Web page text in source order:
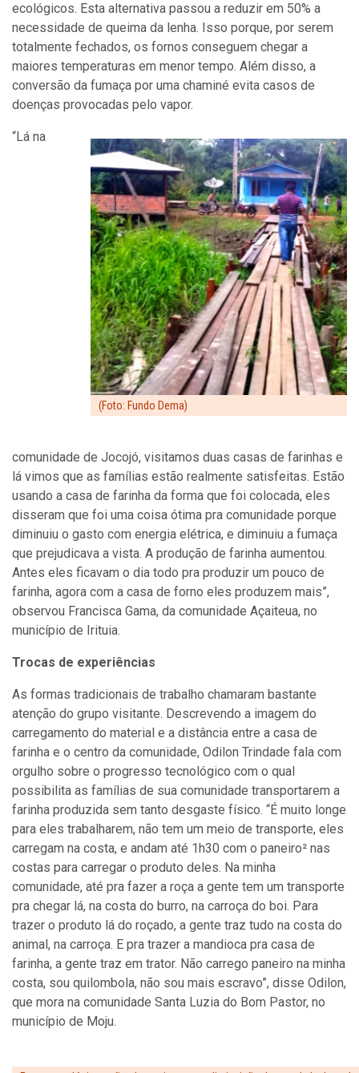
ecológicos. Esta alternativa passou a reduzir em 50% a
necessidade de queima da lenha. Isso porque, por serem
totalmente fechados, os fornos conseguem chegar a
maiores temperaturas em menor tempo. Além disso, a
conversão da fumaça por uma chaminé evita casos de
doenças provocadas pelo vapor.
(Foto: Fundo Dema)
“Lá na
comunidade de Jocojó, visitamos duas casas de farinhas e
lá vimos que as famílias estão realmente satisfeitas. Estão
usando a casa de farinha da forma que foi colocada, eles
disseram que foi uma coisa ótima pra comunidade porque
diminuiu o gasto com energia elétrica, e diminuiu a fumaça
que prejudicava a vista. A produção de farinha aumentou.
Antes eles ficavam o dia todo pra produzir um pouco de
farinha, agora com a casa de forno eles produzem mais”,
observou Francisca Gama, da comunidade Açaiteua, no
município de Irituia.
Trocas de experiências
As formas tradicionais de trabalho chamaram bastante
atenção do grupo visitante. Descrevendo a imagem do
carregamento do material e a distância entre a casa de
farinha e o centro da comunidade, Odilon Trindade fala com
orgulho sobre o progresso tecnológico com o qual
possibilita as famílias de sua comunidade transportarem a
farinha produzida sem tanto desgaste físico. “É muito longe
para eles trabalharem, não tem um meio de transporte, eles
carregam na costa, e andam até 1h30 com o paneiro² nas
costas para carregar o produto deles. Na minha
comunidade, até pra fazer a roça a gente tem um transporte
pra chegar lá, na costa do burro, na carroça do boi. Para
trazer o produto lá do roçado, a gente traz tudo na costa do
animal, na carroça. E pra trazer a mandioca pra casa de
farinha, a gente traz em trator. Não carrego paneiro na minha
costa, sou quilombola, não sou mais escravo”, disse Odilon,
que mora na comunidade Santa Luzia do Bom Pastor, no
município de Moju.